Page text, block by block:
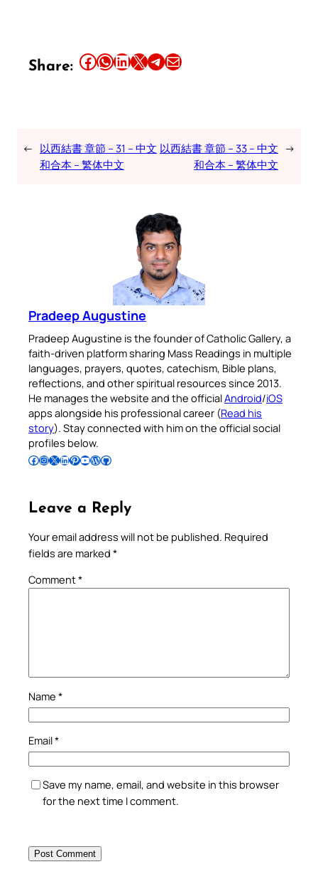
Share: Share this article on Facebook Share this article on WhatsApp Share this article on LinkedIn Share this article on X Share this article on TelegramEmail this Article
← 以西結書 章節 – 31 – 中文
和合本 – 繁体中文
以西結書 章節 – 33 – 中文
和合本 – 繁体中文
→
Pradeep Augustine
Pradeep Augustine is the founder of Catholic Gallery, a
faith-driven platform sharing Mass Readings in multiple
languages, prayers, quotes, catechism, Bible plans,
reflections, and other spiritual resources since 2013.
He manages the website and the officialAndroid/iOS
apps alongside his professional career (Read his
story). Stay connected with him on the official social
profiles below.
Follow Pradeep on Facebook Follow Pradeep on InstagramFollow Pradeep on X Follow Pradeep on LinkedIn Follow Pradeep on Pinterest Subscribe to Pradeep’s Youtube Channel Follow Pradeep on WordPress Follow Pradeep on GitHub
Leave a Reply
Your email address will not be published. Required
fields are marked *
Comment*
Name *
Email*
Save my name, email, and website in this browser
for the next time I comment.